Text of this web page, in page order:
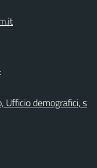
Ufficio demografici, s